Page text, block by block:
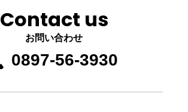
Contact us
お問い合わせ
0897-56-3930